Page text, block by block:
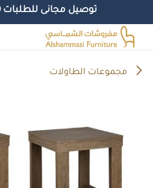
توصيل مجانى للطلبات 1500 فيما فوق
تخطي للذهاب إلى المحتوى
مجموعات الطاولات